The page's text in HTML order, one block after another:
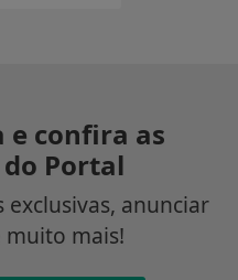
e confira as
Portal
anunciar
muito mais!